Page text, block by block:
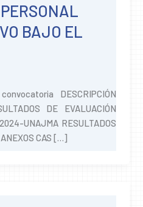
BAJO EL
DESCRIPCIÓN
DE EVALUACIÓN
UNAJMA RESULTADOS
CAS […]